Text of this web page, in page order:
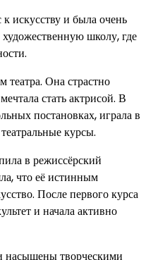
искусству и была очень
школу, где
Она страстно
стать актрисой. В
постановках, играла в
курсы.
в режиссёрский
что её истинным
После первого курса
и начала активно
насыщены творческими